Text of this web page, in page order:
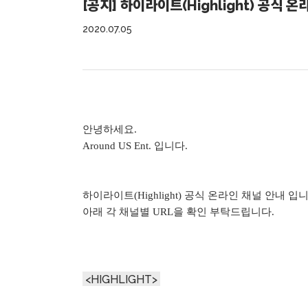
[공지] 하이라이트(Highlight) 공식 온
2020.07.05
안녕하세요.
Around US Ent. 입니다.
하이라이트(Highlight) 공식 온라인 채널 안내 입
아래 각 채널별 URL을 확인 부탁드립니다.
<HIGHLIGHT>